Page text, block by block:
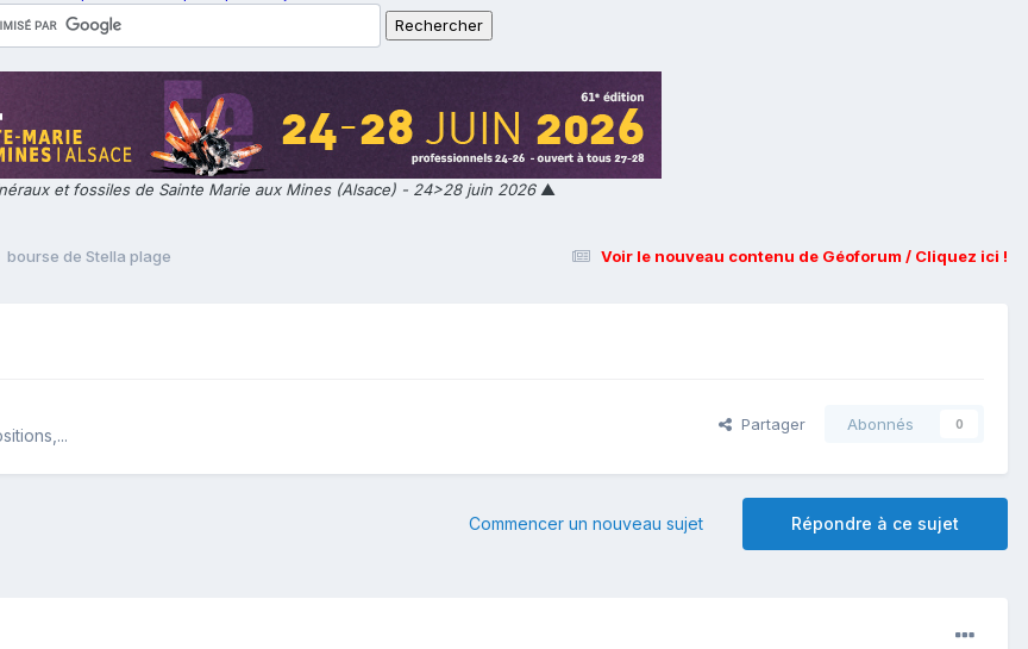
et fossiles de Sainte Marie aux Mines (Alsace) - 24>28 juin 2026▲
Voir le nouveau contenu de Géoforum / Cliquez ici !
bourse de Stella plage
Partager Abonnés 0
Répondre à ce sujet
Commencer un nouveau sujet